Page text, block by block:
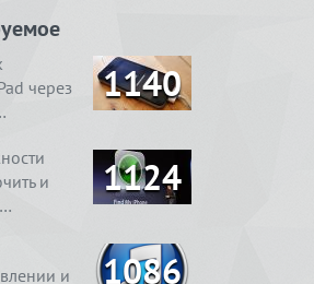
как очистить
2 ROCKY.
через
1140
и
1124
и
1086